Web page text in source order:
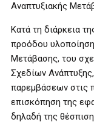
Αναπτυξιακής
Κατά τη διάρκεια
προόδου
Μετάβασης, του
Σχεδίων
παρεμβάσεων στις
επισκόπηση της
δηλαδή της